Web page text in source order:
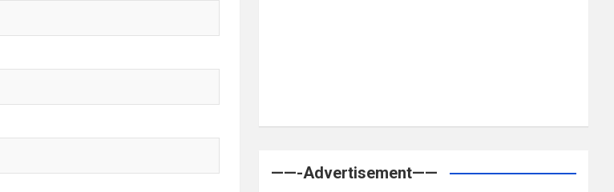
——-Advertisement——